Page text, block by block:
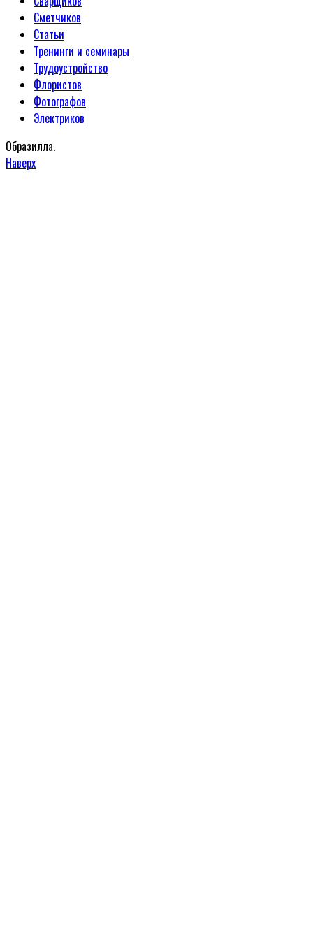
Сметчиков
Статьи
Тренинги и семинары
Трудоустройство
Флористов
Фотографов
Электриков
Образилла.
Наверх